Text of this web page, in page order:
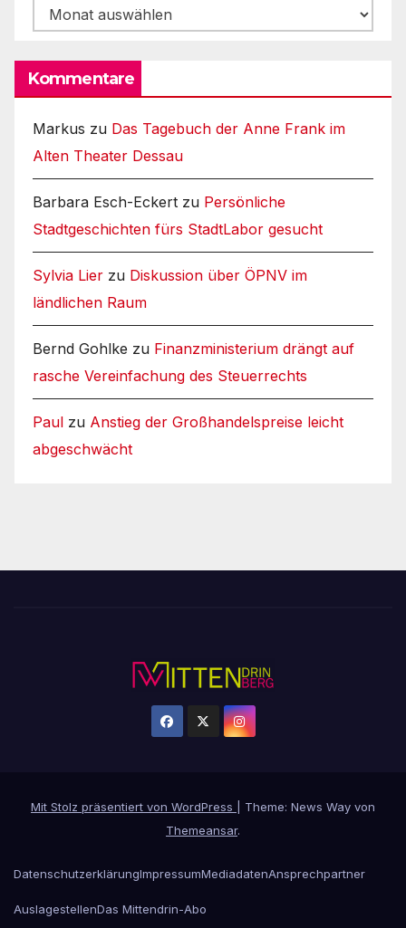
Archiv
Kommentare
Markus zu Das Tagebuch der Anne Frank im
Alten Theater Dessau
Barbara Esch-Eckert zu Persönliche
Stadtgeschichten fürs StadtLabor gesucht
Sylvia Lier zu Diskussion über ÖPNV im
ländlichen Raum
Bernd Gohlke zu Finanzministerium drängt auf
rasche Vereinfachung des Steuerrechts
Paul zu Anstieg der Großhandelspreise leicht
abgeschwächt
Mit Stolz präsentiert von WordPress
Theme: News Way von
Themeansar.
DatenschutzerklärungImpressumMediadatenAnsprechpartner
AuslagestellenDas Mittendrin-Abo